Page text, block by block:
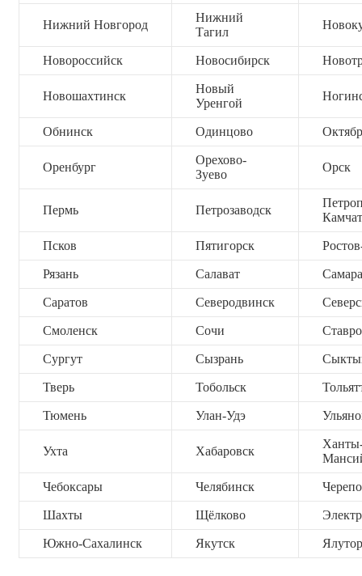
Нижний Новгород
Нижний
Тагил
Новороссийск Новосибирск
Новошахтинск
Новый
Уренгой
Обнинск Одинцово
Оренбург
Орехово-
Зуево
Орск
Пермь Петрозаводск
Псков Пятигорск
Рязань Салават Самара
Саратов Северодвинск
Смоленск Сочи
Сургут Сызрань
Тверь Тобольск
Тюмень Улан-Удэ
Ухта Хабаровск
Чебоксары Челябинск
Шахты Щёлково
Южно-Сахалинск Якутск